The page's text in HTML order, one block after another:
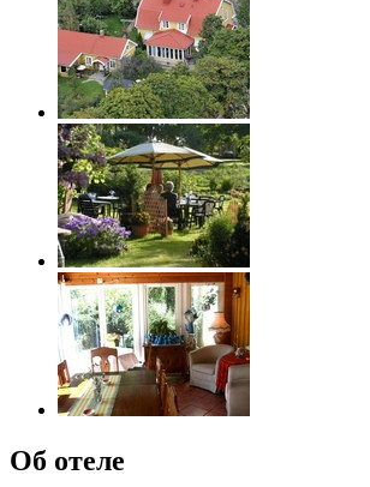
Об отеле